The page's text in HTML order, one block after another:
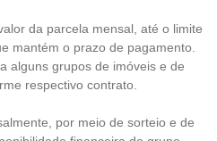
da parcela mensal, até o limite
mantém o prazo de pagamento.
alguns grupos de imóveis e de
respectivo contrato.
por meio de sorteio e de